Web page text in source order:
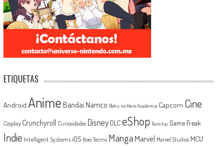
ETIQUETAS
Android Anime Bandai Namco Boku no Hero Academia Capcom Cine
Cosplay Crunchyroll Curiosidades Disney DLC eShop Famitsu Game Freak
Indie Intelligent Systems iOS Koei Tecmo MangaMarvel Marvel Studios MCU